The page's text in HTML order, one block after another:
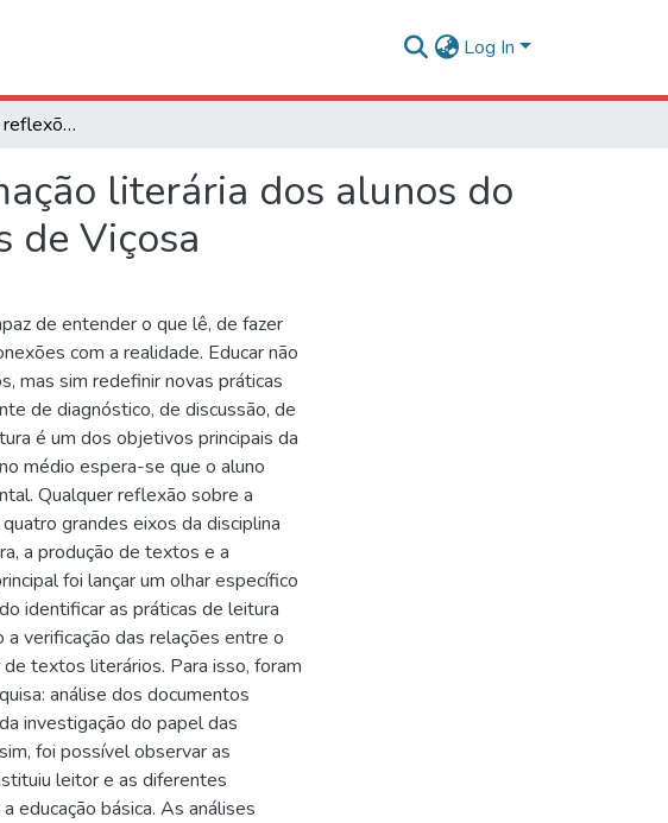
Log In
Literatura e escola: reflexões acerca da formação literária dos alunos do ensino médio das escolas públicas estaduais de Viçosa
literária dos alunos do
de Viçosa
de entender o que lê, de fazer
com a realidade. Educar não
mas sim redefinir novas práticas
de diagnóstico, de discussão, de
é um dos objetivos principais da
médio espera-se que o aluno
Qualquer reflexão sobre a
grandes eixos da disciplina
a produção de textos e a
foi lançar um olhar específico
identificar as práticas de leitura
verificação das relações entre o
textos literários. Para isso, foram
análise dos documentos
investigação do papel das
foi possível observar as
leitor e as diferentes
educação básica. As análises